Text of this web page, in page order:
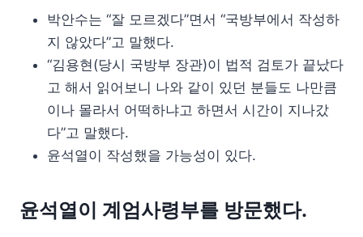
박안수는 “잘 모르겠다”면서 “국방부에서 작성하
지 않았다”고 말했다.
“김용현(당시 국방부 장관)이 법적 검토가 끝났다
고 해서 읽어보니 나와 같이 있던 분들도 나만큼
이나 몰라서 어떡하냐고 하면서 시간이 지나갔
다”고 말했다.
윤석열이 작성했을 가능성이 있다.
윤석열이 계엄사령부를 방문했다.